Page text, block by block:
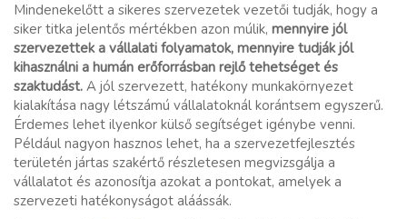
Mindenekelőtt a sikeres szervezetek vezetői tudják, hogy a
siker titka jelentős mértékben azon múlik, mennyire jól
szervezettek a vállalati folyamatok, mennyire tudják jól
kihasználni a humán erőforrásban rejlő tehetséget és
szaktudást. A jól szervezett, hatékony munkakörnyezet
kialakítása nagy létszámú vállalatoknál korántsem egyszerű.
Érdemes lehet ilyenkor külső segítséget igénybe venni.
Például nagyon hasznos lehet, ha a szervezetfejlesztés
területén jártas szakértő részletesen megvizsgálja a
vállalatot és azonosítja azokat a pontokat, amelyek a
szervezeti hatékonyságot aláássák.